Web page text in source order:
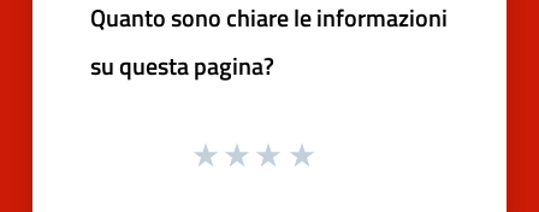
Quanto sono chiare le informazioni
su questa pagina?